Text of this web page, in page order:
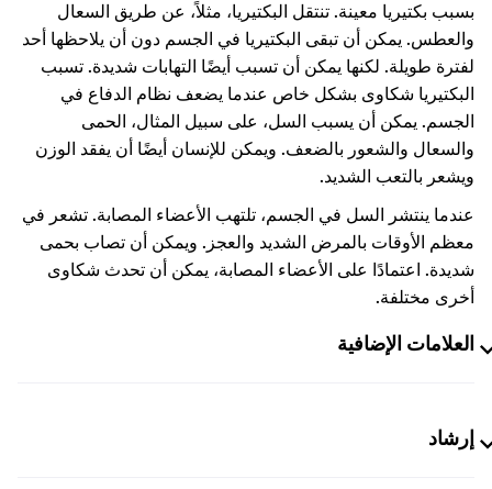
بسبب بكتيريا معينة. تنتقل البكتيريا، مثلاً، عن طريق السعال
والعطس. يمكن أن تبقى البكتيريا في الجسم دون أن يلاحظها أحد
لفترة طويلة. لكنها يمكن أن تسبب أيضًا التهابات شديدة. تسبب
البكتيريا شكاوى بشكل خاص عندما يضعف نظام الدفاع في
الجسم. يمكن أن يسبب السل، على سبيل المثال، الحمى
والسعال والشعور بالضعف. ويمكن للإنسان أيضًا أن يفقد الوزن
ويشعر بالتعب الشديد.
عندما ينتشر السل في الجسم، تلتهب الأعضاء المصابة. تشعر في
معظم الأوقات بالمرض الشديد والعجز. ويمكن أن تصاب بحمى
شديدة. اعتمادًا على الأعضاء المصابة، يمكن أن تحدث شكاوى
أخرى مختلفة.
العلامات الإضافية
إرشاد